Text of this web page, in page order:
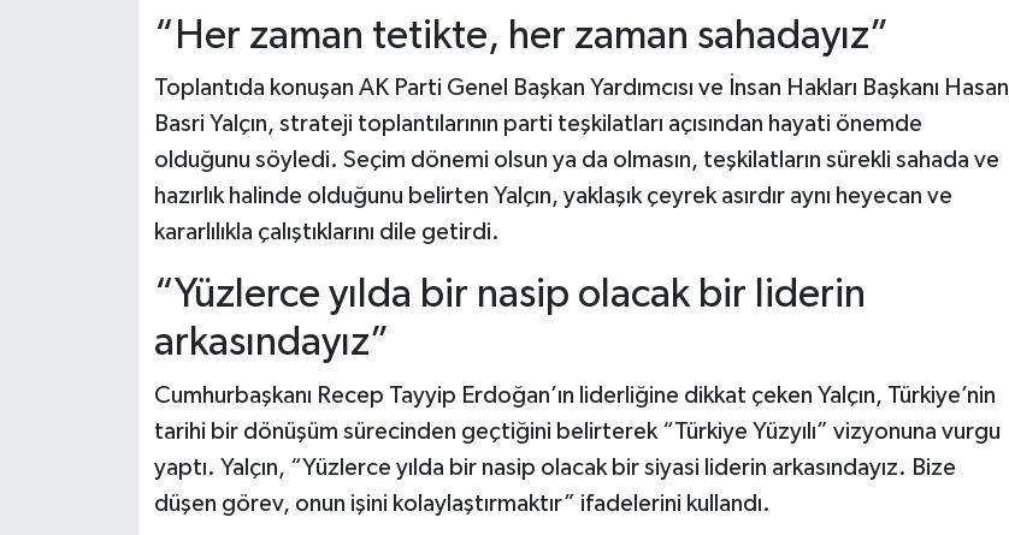
“Her zaman tetikte, her zaman sahadayız”
Toplantıda konuşan AK Parti Genel Başkan Yardımcısı ve İnsan Hakları Başkanı Hasan
Basri Yalçın, strateji toplantılarının parti teşkilatları açısından hayati önemde
olduğunu söyledi. Seçim dönemi olsun ya da olmasın, teşkilatların sürekli sahada ve
hazırlık halinde olduğunu belirten Yalçın, yaklaşık çeyrek asırdır aynı heyecan ve
kararlılıkla çalıştıklarını dile getirdi.
“Yüzlerce yılda bir nasip olacak bir liderin
arkasındayız”
Cumhurbaşkanı Recep Tayyip Erdoğan’ın liderliğine dikkat çeken Yalçın, Türkiye’nin
tarihi bir dönüşüm sürecinden geçtiğini belirterek “Türkiye Yüzyılı” vizyonuna vurgu
yaptı. Yalçın, “Yüzlerce yılda bir nasip olacak bir siyasi liderin arkasındayız. Bize
düşen görev, onun işini kolaylaştırmaktır” ifadelerini kullandı.